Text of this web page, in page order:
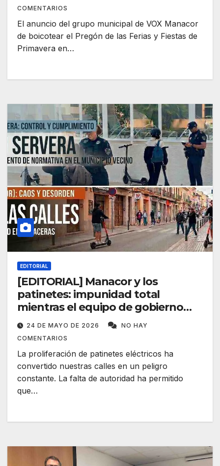
COMENTARIOS
El anuncio del grupo municipal de VOX Manacor
de boicotear el Pregón de las Ferias y Fiestas de
Primavera en…
EDITORIAL
[EDITORIAL] Manacor y los
patinetes: impunidad total
mientras el equipo de gobierno
duerme
24 DE MAYO DE 2026
NO HAY
COMENTARIOS
La proliferación de patinetes eléctricos ha
convertido nuestras calles en un peligro
constante. La falta de autoridad ha permitido
que…